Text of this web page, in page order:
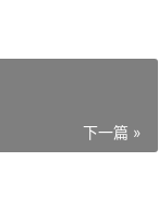
下一篇 »